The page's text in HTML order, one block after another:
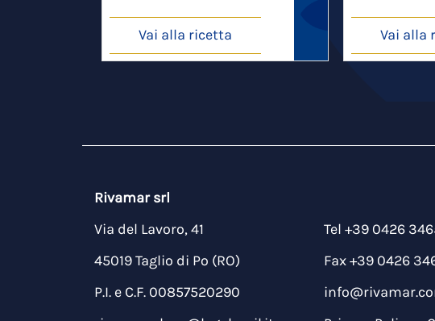
Vai alla ricetta Vai alla
Rivamar srl
Via del Lavoro, 41
45019 Taglio di Po (RO)
P.I. e C.F. 00857520290
Tel +39 0426
Fax +39 0426